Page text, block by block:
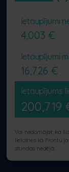
Ietaupījumi
4,003 €
Ietaupījumi
16,726 €
Ietaupījums
200,719
Vai nedomājat, ka
lietotnes kā Frontu
stundas nedēļā.